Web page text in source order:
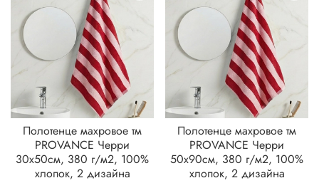
Полотенце махровое тм
PROVANCE Черри
30х50см, 380 г/м2, 100%
хлопок, 2 дизайна
Полотенце махровое тм
PROVANCE Черри
50х90см, 380 г/м2, 100%
хлопок, 2 дизайна